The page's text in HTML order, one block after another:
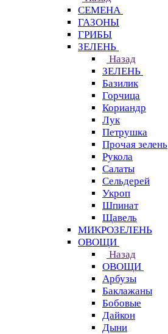
СЕМЕНА
ГАЗОНЫ
ГРИБЫ
ЗЕЛЕНЬ
Назад
ЗЕЛЕНЬ
Базилик
Горчица
Кориандр
Лук
Петрушка
Прочая зелень
Рукола
Салаты
Сельдерей
Укроп
Шпинат
Щавель
МИКРОЗЕЛЕНЬ
ОВОЩИ
Назад
ОВОЩИ
Арбузы
Баклажаны
Бобовые
Дайкон
Дыни